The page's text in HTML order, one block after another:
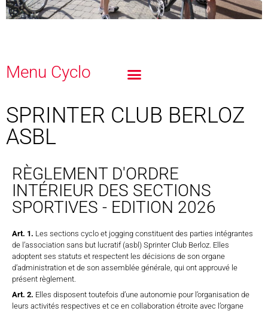
Menu Cyclo
SPRINTER CLUB BERLOZ
ASBL
RÈGLEMENT D'ORDRE
INTÉRIEUR DES SECTIONS
SPORTIVES - EDITION 2026
Art. 1. Les sections cyclo et jogging constituent des parties intégrantes
de l’association sans but lucratif (asbl) Sprinter Club Berloz. Elles
adoptent ses statuts et respectent les décisions de son organe
d’administration et de son assemblée générale, qui ont approuvé le
présent règlement.
Art. 2. Elles disposent toutefois d’une autonomie pour l’organisation de
leurs activités respectives et ce en collaboration étroite avec l’organe